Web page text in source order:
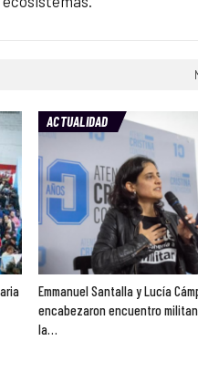
ACTUALIDAD
Emmanuel Santalla y Lucía
encabezaron encuentro
la…